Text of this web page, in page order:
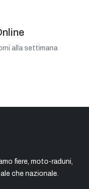
alla settimana
fiere, moto-raduni,
che nazionale.